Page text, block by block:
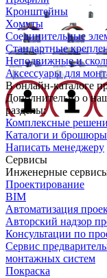
Кронштейны
Хомуты
Соединительные
Стандартные
Неподвижные и
Аксессуары для
В онлайн-каталоге
Дополнительно о
разделы:
Комплексные
Каталоги и брошюры
Написать менеджеру
Сервисы
Инженерные
Проектирование
BIM
Автоматизация
Авторский надзор
Консультации по
Сервис
монтажных систем
Покраска